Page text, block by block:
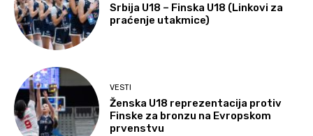
Srbija U18 – Finska U18 (Linkovi za
praćenje utakmice)
VESTI
Ženska U18 reprezentacija protiv
Finske za bronzu na Evropskom
prvenstvu